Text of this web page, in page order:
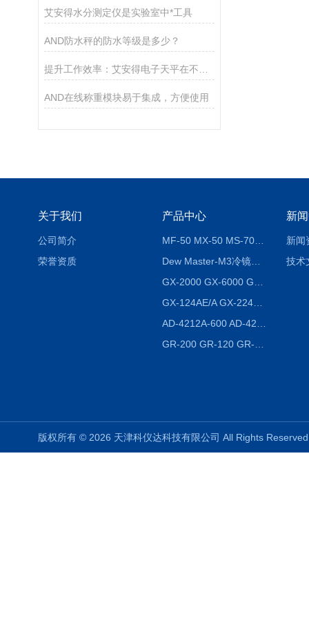
艾安得水分测定仪是实验室中*工具
AND防水秤的防水等级是多少？
AND在线称重模块易于集成，方便使用
关于我们
公司简介
荣誉资质
产品中心
MF-50 MX-50 MS-70卤素水分测定仪 红外线水分仪
Dew Master-M3冷镜式露点仪
GX-124AE/A GX-224AE/A分析天平
新
新闻
技术
版权所有 © 2026 天津科仪达科技有限公司 All Rights